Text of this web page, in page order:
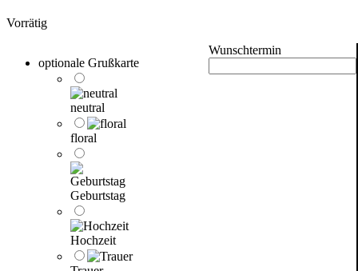
Vorrätig
optionale Grußkarte
neutral
floral
Geburtstag
Hochzeit
Wunschtermin